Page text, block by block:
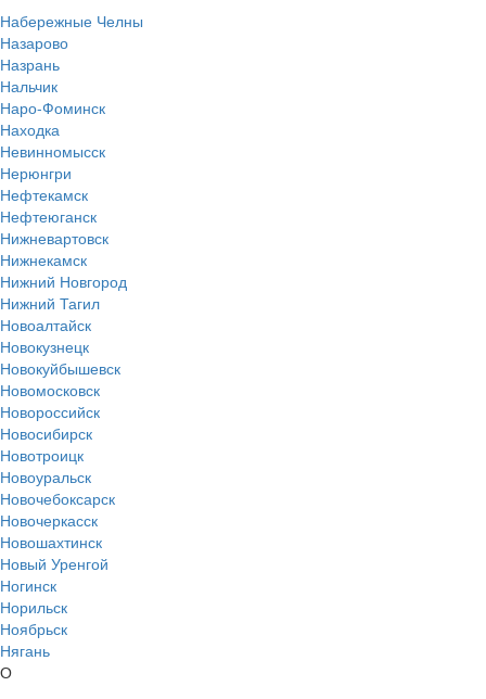
Набережные Челны
Назарово
Назрань
Нальчик
Наро-Фоминск
Находка
Невинномысск
Нерюнгри
Нефтекамск
Нефтеюганск
Нижневартовск
Нижнекамск
Нижний Новгород
Нижний Тагил
Новоалтайск
Новокузнецк
Новокуйбышевск
Новомосковск
Новороссийск
Новосибирск
Новотроицк
Новоуральск
Новочебоксарск
Новочеркасск
Новошахтинск
Новый Уренгой
Ногинск
Норильск
Ноябрьск
Нягань
О